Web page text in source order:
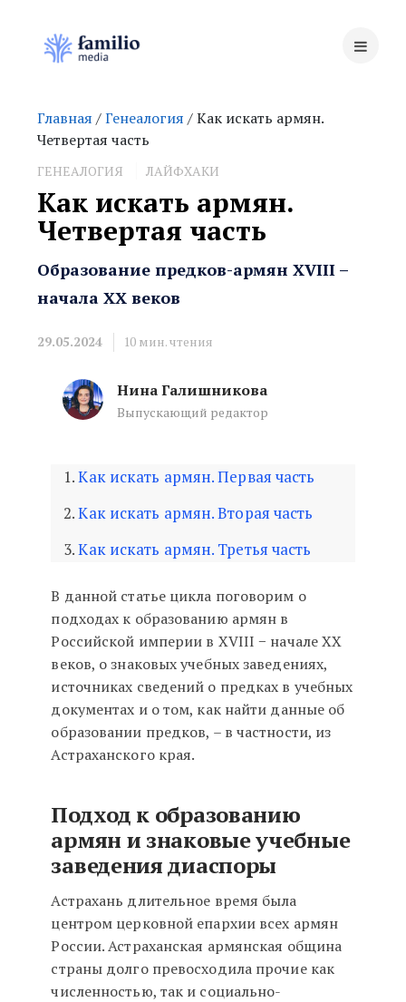
Главная /Генеалогия / Как искать армян.
Четвертая часть
ГЕНЕАЛОГИЯ ЛАЙФХАКИ
Как искать армян.
Четвертая часть
Образование предков-армян XVIII –
начала XX веков
29.05.2024 10 мин. чтения
Нина Галишникова
Выпускающий редактор
Как искать армян. Первая часть
Как искать армян. Вторая часть
Как искать армян. Третья часть
В данной статье цикла поговорим о
подходах к образованию армян в
Российской империи в XVIII − начале XX
веков, о знаковых учебных заведениях,
источниках сведений о предках в учебных
документах и о том, как найти данные об
образовании предков, – в частности, из
Астраханского края.
Подход к образованию
армян и знаковые учебные
заведения диаспоры
Астрахань длительное время была
центром церковной епархии всех армян
России. Астраханская армянская община
страны долго превосходила прочие как
численностью, так и социально-